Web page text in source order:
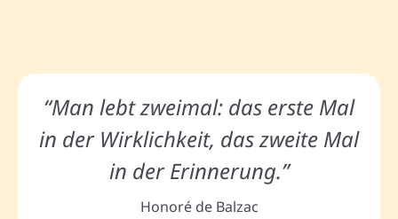
“Man lebt zweimal: das erste Mal
in der Wirklichkeit, das zweite Mal
in der Erinnerung.”
Honoré de Balzac